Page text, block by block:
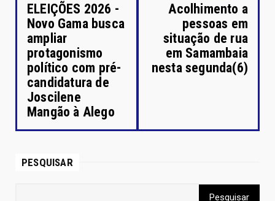
ELEIÇÕES 2026 -
Novo Gama busca
ampliar
protagonismo
político com pré-
candidatura de
Joscilene
Mangão à Alego
Acolhimento a
pessoas em
situação de rua
em Samambaia
nesta segunda(6)
PESQUISAR